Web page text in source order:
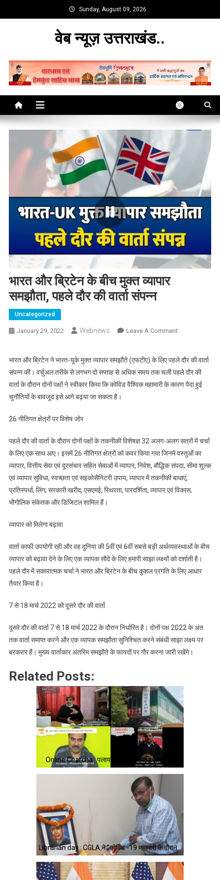
to
Sunday, August 09, 2026
वेब न्यूज़ उत्तराखंड..
भारत और ब्रिटेन के बीच मुक्त व्यापार
समझौता, पहले दौर की वार्ता संपन्न
Uncategorized
January 29, 2022 Webnews Leave A CommentOn
ब्रिटेन
के
बीच
दौर
की
वार्ता
संपन्न
भारत और ब्रिटेन ने भारत-यूके मुक्त व्यापार समझौते (एफटीए) के लिए पहले दौर की वार्ता
संपन्न की। वर्चुअल तरीके से लगभग दो सप्‍ताह से अधिक समय तक चली पहले दौर की
वार्ता के दौरान दोनों पक्षों ने स्वीकार किया कि कोविड वैश्विक महामारी के कारण पैदा हुई
चुनौतियों के बावजूद इसे आगे बढ़या जा सकता है।
26 नीतिगत क्षेत्रों पर विशेष जोर
पहले दौर की वार्ता के दौरान दोनों पक्षों के तकनीकी विशेषज्ञ 32 अलग-अलग सत्रों में चर्चा
के लिए एक साथ आए। इसमें 26 नीतिगत क्षेत्रों को कवर किया गया जिनमें वस्‍तुओं का
व्यापार, वित्तीय सेवा एवं दूरसंचार सहित सेवाओं में व्यापार, निवेश, बौद्धिक संपदा, सीमा शुल्क
एवं व्यापार सुविधा, स्वच्छता एवं सइकोसैनिटरी उपाय, व्यापार में तकनीकी बाधाएं,
प्रतिस्पर्धा, लिंग, सरकारी खरीद, एसएमई, स्थिरता, पारदर्शिता, व्यापार एवं विकास,
भौगोलिक संकेतक और डिजिटल शामिल हैं।
व्यापार को मिलेगा बढ़ावा
वार्ता काफी उपयोगी रही और वह दुनिया की 5वीं एवं 6वीं सबसे बड़ी अर्थव्यवस्थाओं के बीच
व्यापार को बढ़ावा देने के लिए एक व्यापक सौदे के लिए हमारी साझा लक्ष्‍यों को दर्शाती है।
पहले दौर में सकारात्मक चर्चा ने भारत और ब्रिटेन के बीच कुशल प्रगति के लिए आधार
तैयार किया है।
7 से 18 मार्च 2022 को दूसरे दौर की वार्ता
दूसरे दौर की वार्ता 7 से 18 मार्च 2022 के दौरान निर्धारित है। दोनों पक्ष 2022 के अंत
तक वार्ता समाप्त करने और एक व्‍यापक समझौता सुनिश्चित करने संबंधी साझा लक्ष्‍य पर
बरकरार हैं। मुख्य वार्ताकार अंतरिम समझौते के फायदों पर गौर करना जारी रखेंगे।
Related Posts:
Online Charcha : पलायन रोकने के लिए ड्रीम्स का…
Librarian day : CGLA ने "कोविड -19 महामारी के दौरान…